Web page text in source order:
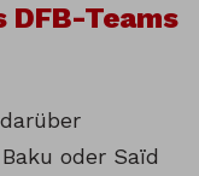
DFB-Teams
oder Saïd